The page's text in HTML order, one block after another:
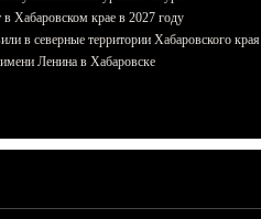
Хабаровском крае в 2027 году
в северные территории Хабаровского края
Ленина в Хабаровске